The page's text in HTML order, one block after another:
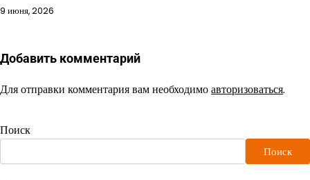
9 июня, 2026
Добавить комментарий
Для отправки комментария вам необходимоавторизоваться.
Поиск
Поиск